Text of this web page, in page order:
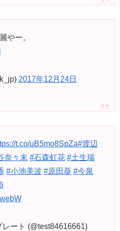
やー。
2017年12月24日
t.co/uB5mo8SpZa#渡辺
奈々未 #石森虹花 #土生瑞
#小池美波 #原田葵 #今泉
ート (@test84616661)